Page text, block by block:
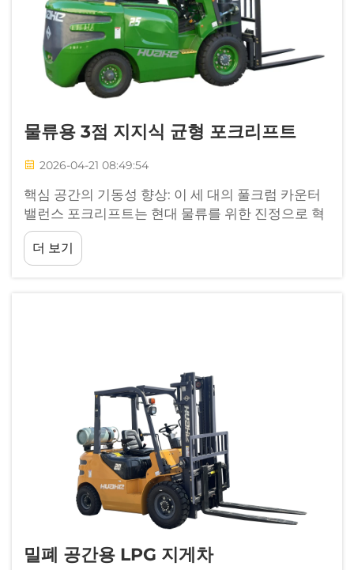
물류용 3점 지지식 균형 포크리프트
2026-04-21 08:49:54
핵심 공간의 기동성 향상: 이 세 대의 풀크럼 카운터
밸런스 포크리프트는 현대 물류를 위한 진정으로 혁
신적인 장비입니다. 표준 4륜 포크리프트와 함께 사
용할 수 있으며, 3점 지지 구조 설계로 인해 매우 뛰
어난...
더 보기
밀폐 공간용 LPG 지게차